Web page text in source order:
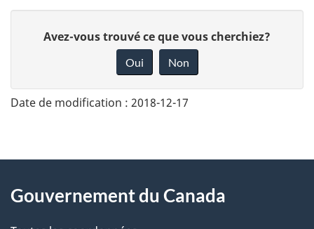
n
v
o
t
Avez-vous trouvé ce que vous cherchiez?
Oui Non
Date de modification : 2018-12-17
About
this
Gouvernement du Canada